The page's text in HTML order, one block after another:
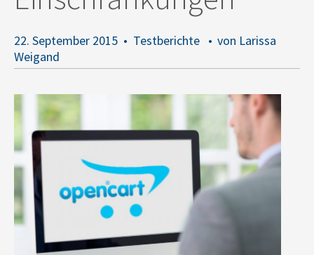
22. September 2015 Testberichte
von Larissa
Weigand